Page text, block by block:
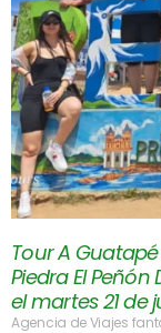
Tour A
Piedra El
el martes 21 de
Agencia de Viajes